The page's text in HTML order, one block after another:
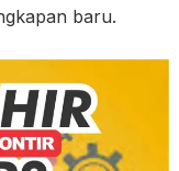
baru.